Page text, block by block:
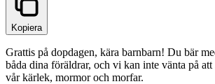
Kopiera
Grattis på dopdagen, kära barnbarn! Du bär
båda dina föräldrar, och vi kan inte vänta på
vår kärlek, mormor och morfar.